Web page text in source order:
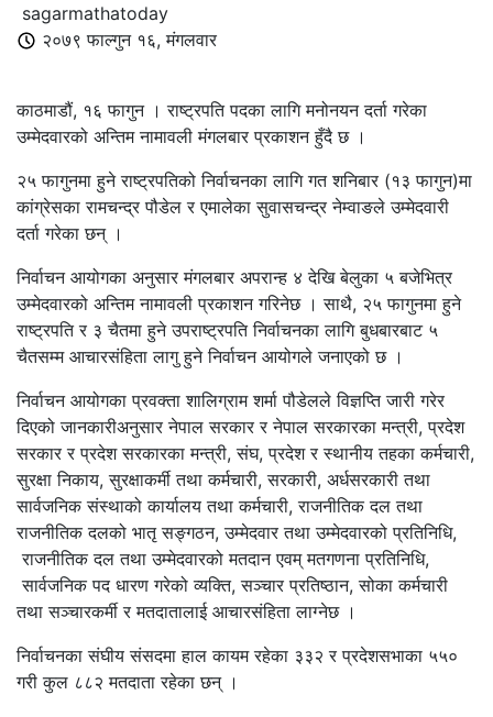
sagarmathatoday
२०७९ फाल्गुन १६, मंगलवार
काठमाडौं, १६ फागुन । राष्ट्रपति पदका लागि मनोनयन दर्ता गरेका
उम्मेदवारको अन्तिम नामावली मंगलबार प्रकाशन हुँदै छ ।
२५ फागुनमा हुने राष्ट्रपतिको निर्वाचनका लागि गत शनिबार (१३ फागुन)मा
कांग्रेसका रामचन्द्र पौडेल र एमालेका सुवासचन्द्र नेम्वाङले उम्मेदवारी
दर्ता गरेका छन् ।
निर्वाचन आयोगका अनुसार मंगलबार अपरान्ह ४ देखि बेलुका ५ बजेभित्र
उम्मेदवारको अन्तिम नामावली प्रकाशन गरिनेछ । साथै, २५ फागुनमा हुने
राष्ट्रपति र ३ चैतमा हुने उपराष्ट्रपति निर्वाचनका लागि बुधबारबाट ५
चैतसम्म आचारसंहिता लागु हुने निर्वाचन आयोगले जनाएको छ ।
निर्वाचन आयोगका प्रवक्ता शालिग्राम शर्मा पौडेलले विज्ञप्ति जारी गरेर
दिएको जानकारीअनुसार नेपाल सरकार र नेपाल सरकारका मन्त्री, प्रदेश
सरकार र प्रदेश सरकारका मन्त्री, संघ, प्रदेश र स्थानीय तहका कर्मचारी,
सुरक्षा निकाय, सुरक्षाकर्मी तथा कर्मचारी, सरकारी, अर्धसरकारी तथा
सार्वजनिक संस्थाको कार्यालय तथा कर्मचारी, राजनीतिक दल तथा
राजनीतिक दलको भातृ सङ्गठन, उम्मेदवार तथा उम्मेदवारको प्रतिनिधि,
राजनीतिक दल तथा उम्मेदवारको मतदान एवम् मतगणना प्रतिनिधि,
सार्वजनिक पद धारण गरेको व्यक्ति, सञ्चार प्रतिष्ठान, सोका कर्मचारी
तथा सञ्चारकर्मी र मतदातालाई आचारसंहिता लाग्नेछ ।
निर्वाचनका संघीय संसदमा हाल कायम रहेका ३३२ र प्रदेशसभाका ५५०
गरी कुल ८८२ मतदाता रहेका छन् ।